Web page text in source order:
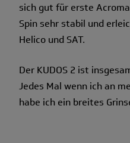
sich gut für erste
Spin sehr stabil und
Helico und SAT.
Der KUDOS 2 ist
Jedes Mal wenn ich an
habe ich ein breites